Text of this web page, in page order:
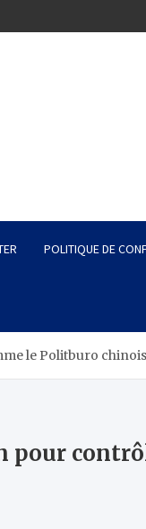
POLITIQUE DE
le Politburo
pour